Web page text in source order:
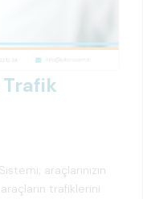
Trafik
araçlarınızın
trafiklerini